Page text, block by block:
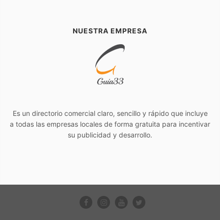
NUESTRA EMPRESA
Es un directorio comercial claro, sencillo y rápido que incluye
a todas las empresas locales de forma gratuita para incentivar
su publicidad y desarrollo.